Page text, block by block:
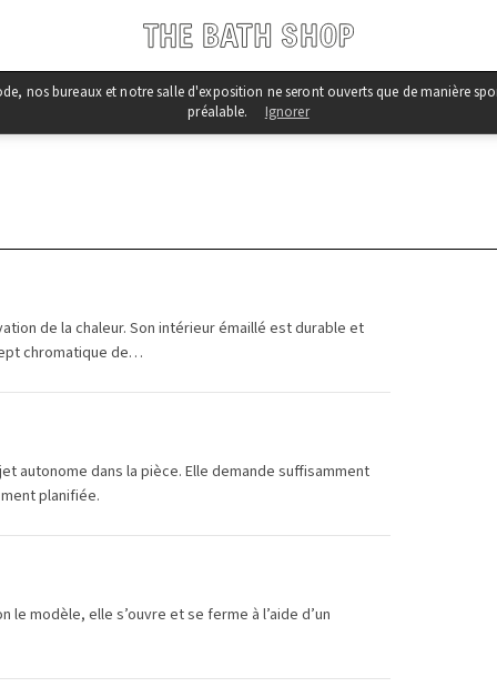
nos bureaux et notre salle d'exposition ne seront ouverts que de manière
préalable.
Ignorer
de la chaleur. Son intérieur émaillé est durable et
chromatique de…
autonome dans la pièce. Elle demande suffisamment
planifiée.
le modèle, elle s’ouvre et se ferme à l’aide d’un